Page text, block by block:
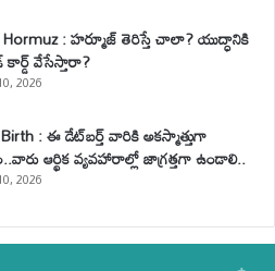
: హర్మూజ్ తెరిస్తే చాలా? యుద్ధానికి
కార్డ్ వేసేస్తారా?
2026
: ఈ డేట్‌బర్త్‌ వారికి అకస్మాత్తుగా
ఆర్థిక వ్యవహారాల్లో జాగ్రత్తగా ఉండాలి..
2026